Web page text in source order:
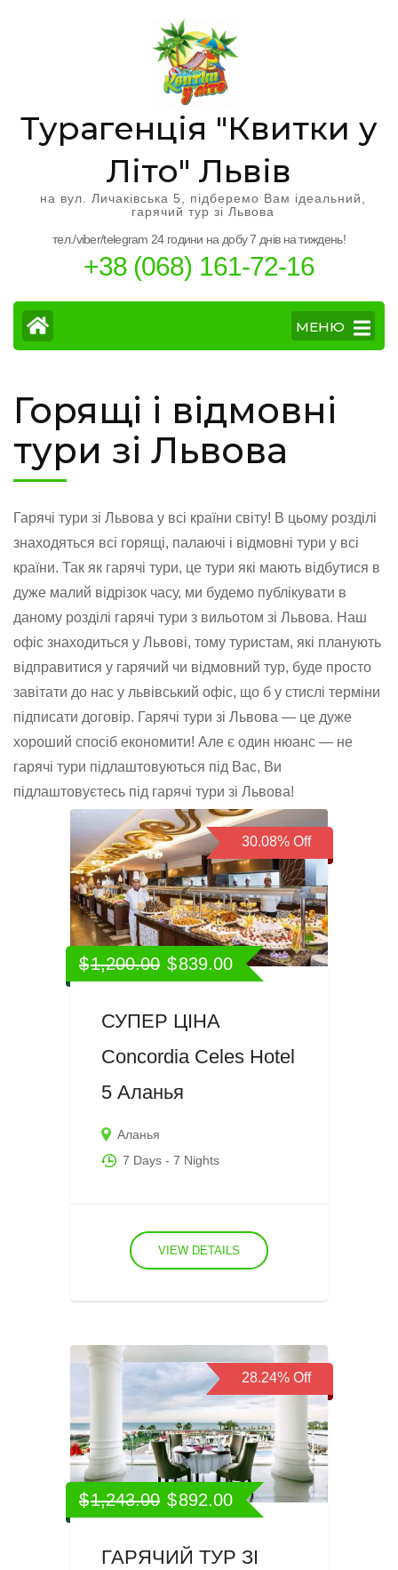
Турагенція "Квитки у
Літо" Львів
на вул. Личаківська 5, підберемо Вам ідеальний,
гарячий тур зі Львова
тел./viber/telegram 24 години на добу 7 днів на тиждень!
+38 (068) 161-72-16
МЕНЮ
Горящі і відмовні
тури зі Львова
Гарячі тури зі Львова у всі країни світу! В цьому розділі
знаходяться всі горящі, палаючі і відмовні тури у всі
країни. Так як гарячі тури, це тури які мають відбутися в
дуже малий відрізок часу, ми будемо публікувати в
даному розділі гарячі тури з вильотом зі Львова. Наш
офіс знаходиться у Львові, тому туристам, які планують
відправитися у гарячий чи відмовний тур, буде просто
завітати до нас у львівський офіс, що б у стислі терміни
підписати договір. Гарячі тури зі Львова — це дуже
хороший спосіб економити! Але є один нюанс — не
гарячі тури підлаштовуються під Вас, Ви
підлаштовуєтесь під гарячі тури зі Львова!
30.08% Off
$1,200.00 $839.00
СУПЕР ЦІНА
Concordia Celes Hotel
5 Аланья
Аланья
7 Days - 7 Nights
VIEW DETAILS
28.24% Off
$1,243.00 $892.00
ГАРЯЧИЙ ТУР ЗІ